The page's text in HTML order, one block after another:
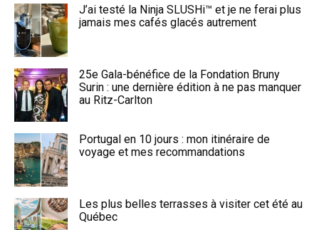
J’ai testé la Ninja SLUSHi™ et je ne ferai plus
jamais mes cafés glacés autrement
25e Gala-bénéfice de la Fondation Bruny
Surin : une dernière édition à ne pas manquer
au Ritz-Carlton
Portugal en 10 jours : mon itinéraire de
voyage et mes recommandations
Les plus belles terrasses à visiter cet été au
Québec